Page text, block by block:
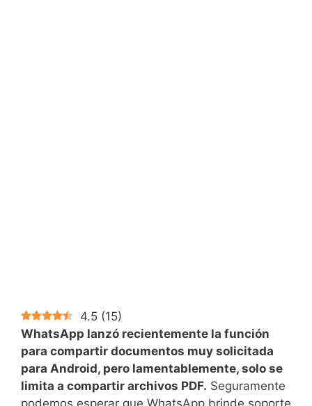
4.5 (15)
WhatsApp lanzó recientemente la función
para compartir documentos muy solicitada
para Android, pero lamentablemente, solo se
limita a compartir archivos PDF. Seguramente